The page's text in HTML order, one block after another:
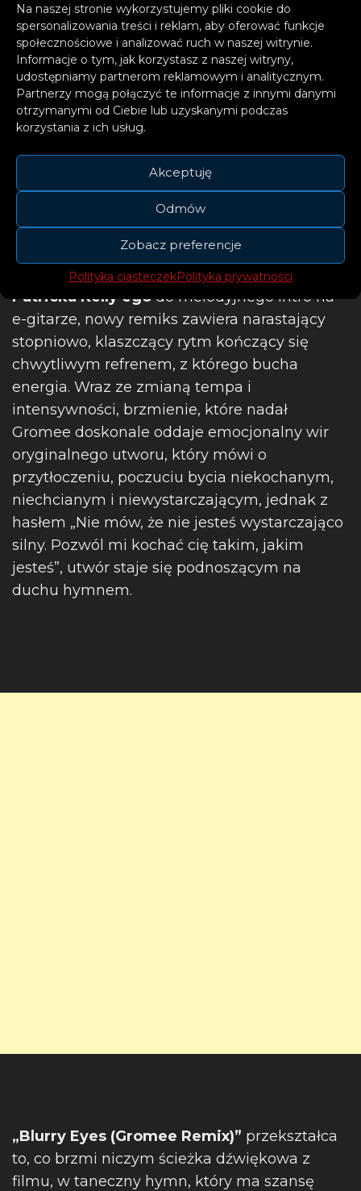
Na naszej stronie wykorzystujemy pliki cookie do
spersonalizowania treści i reklam, aby oferować funkcje
społecznościowe i analizować ruch w naszej witrynie.
Informacje o tym, jak korzystasz z naszej witryny,
udostępniamy partnerom reklamowym i analitycznym.
Partnerzy mogą połączyć te informacje z innymi danymi
otrzymanymi od Ciebie lub uzyskanymi podczas
korzystania z ich usług.
Akceptuję
Odmów
Zobacz preferencje
Polityka ciasteczekPolityka prywatności
Rozpoczynający się głosemMichaela
Patricka Kelly’egodo melodyjnego intro na
e-gitarze, nowy remiks zawiera narastający
stopniowo, klaszczący rytm kończący się
chwytliwym refrenem, z którego bucha
energia. Wraz ze zmianą tempa i
intensywności, brzmienie, które nadał
Gromee doskonale oddaje emocjonalny wir
oryginalnego utworu, który mówi o
przytłoczeniu, poczuciu bycia niekochanym,
niechcianym i niewystarczającym, jednak z
hasłem „Nie mów, że nie jesteś wystarczająco
silny. Pozwól mi kochać cię takim, jakim
jesteś”, utwór staje się podnoszącym na
duchu hymnem.
„Blurry Eyes (Gromee Remix)” przekształca
to, co brzmi niczym ścieżka dźwiękowa z
filmu, w taneczny hymn, który ma szansę